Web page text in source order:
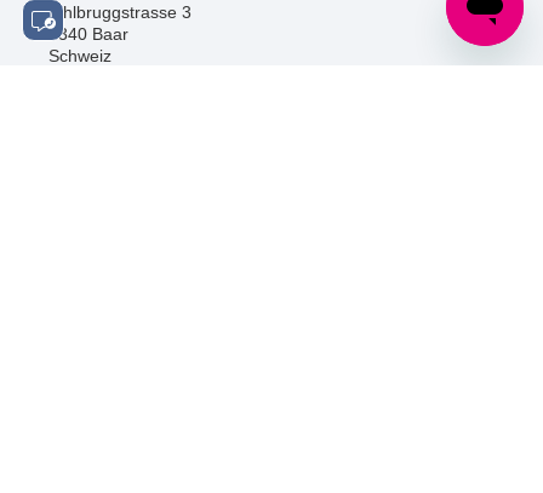
Sihlbruggstrasse 3
6340 Baar
Schweiz